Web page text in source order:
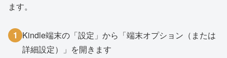
ます。
1 Kindle端末の「設定」から「端末オプション（または
詳細設定）」を開きます